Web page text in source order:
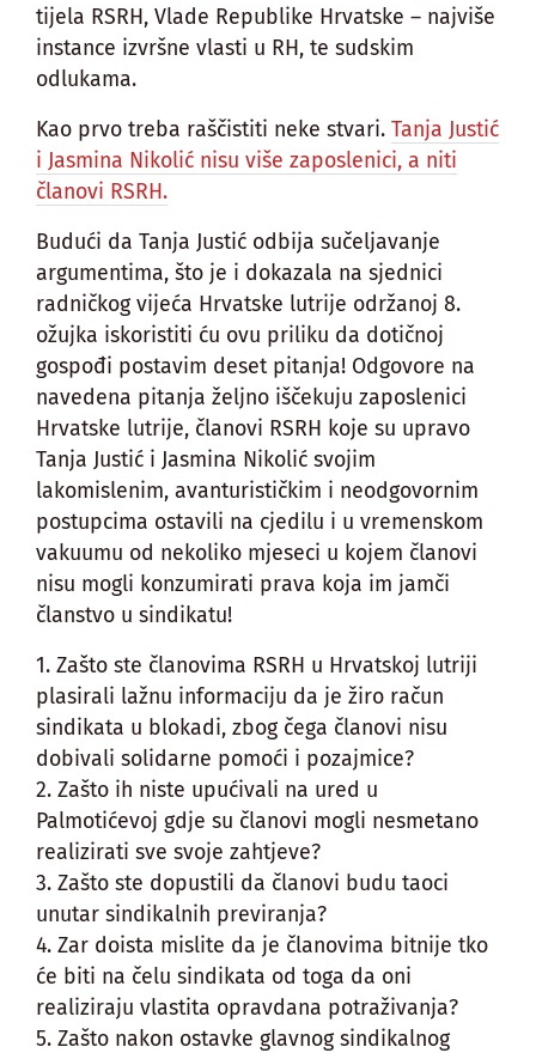
tijela RSRH, Vlade Republike Hrvatske – najviše
instance izvršne vlasti u RH, te sudskim
odlukama.
Kao prvo treba raščistiti neke stvari. Tanja Justić
i Jasmina Nikolić nisu više zaposlenici, a niti
članovi RSRH.
Budući da Tanja Justić odbija sučeljavanje
argumentima, što je i dokazala na sjednici
radničkog vijeća Hrvatske lutrije održanoj 8.
ožujka iskoristiti ću ovu priliku da dotičnoj
gospođi postavim deset pitanja! Odgovore na
navedena pitanja željno iščekuju zaposlenici
Hrvatske lutrije, članovi RSRH koje su upravo
Tanja Justić i Jasmina Nikolić svojim
lakomislenim, avanturističkim i neodgovornim
postupcima ostavili na cjedilu i u vremenskom
vakuumu od nekoliko mjeseci u kojem članovi
nisu mogli konzumirati prava koja im jamči
članstvo u sindikatu!
1. Zašto ste članovima RSRH u Hrvatskoj lutriji
plasirali lažnu informaciju da je žiro račun
sindikata u blokadi, zbog čega članovi nisu
dobivali solidarne pomoći i pozajmice?
2. Zašto ih niste upućivali na ured u
Palmotićevoj gdje su članovi mogli nesmetano
realizirati sve svoje zahtjeve?
3. Zašto ste dopustili da članovi budu taoci
unutar sindikalnih previranja?
4. Zar doista mislite da je članovima bitnije tko
će biti na čelu sindikata od toga da oni
realiziraju vlastita opravdana potraživanja?
5. Zašto nakon ostavke glavnog sindikalnog